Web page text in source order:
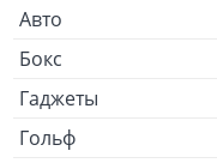
Авто
Бокс
Гаджеты
Гольф